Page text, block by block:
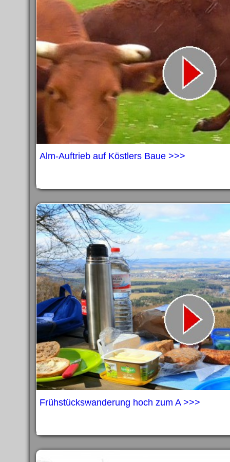
Alm-Auftrieb auf Köstlers Baue >>>
Frühstückswanderung hoch zum A >>>